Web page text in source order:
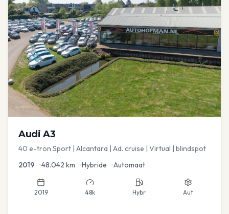
Audi A3
40 e-tron Sport | Alcantara | Ad. cruise | Virtual | blindspot
2019 •48.042 km •Hybride •Automaat
2019 48k Hybr Aut